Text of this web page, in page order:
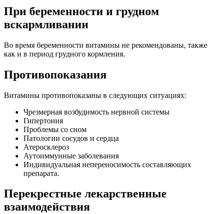
При беременности и грудном
вскармливании
Во время беременности витамины не рекомендованы, также
как и в период грудного кормления.
Противопоказания
Витамины противопоказаны в следующих ситуациях:
Чрезмерная возбудимость нервной системы
Гипертония
Проблемы со сном
Патологии сосудов и сердца
Атеросклероз
Аутоиммунные заболевания
Индивидуальная непереносимость составляющих
препарата.
Перекрестные лекарственные
взаимодействия